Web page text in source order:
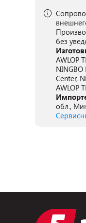
без
AWLOP
NINGBO
Center,
AWLOP
обл.,